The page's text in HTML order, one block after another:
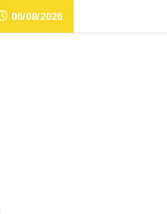
06/08/2026